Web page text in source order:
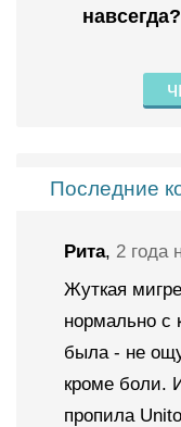
Последние
Рита, 2 года
Жуткая
нормально с
была - не
кроме боли.
пропила